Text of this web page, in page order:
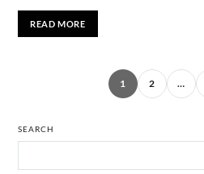
READ MORE
1 2 …
SEARCH